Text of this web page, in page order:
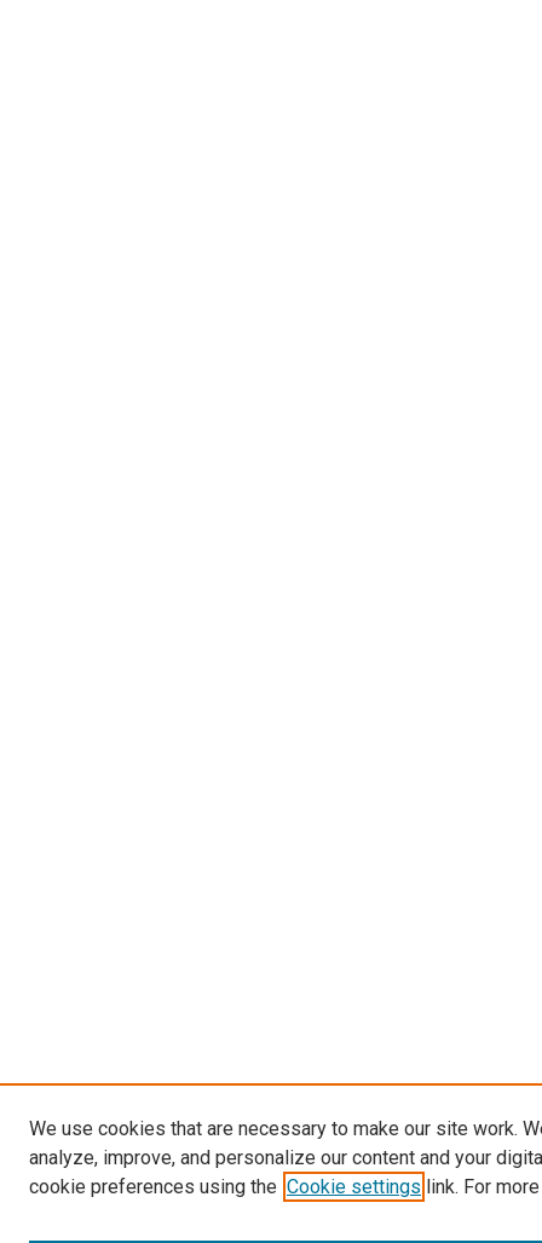
We use cookies that are necessary to make our site work.
analyze, improve, and personalize our content and your
cookie preferences using the Cookie settings link. For